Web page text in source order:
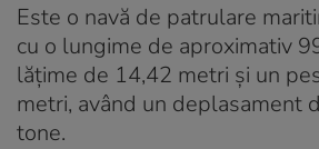
Este o navă de patrulare
cu o lungime de aproximativ
lățime de 14,42 metri și un
metri, având un deplasament
tone.